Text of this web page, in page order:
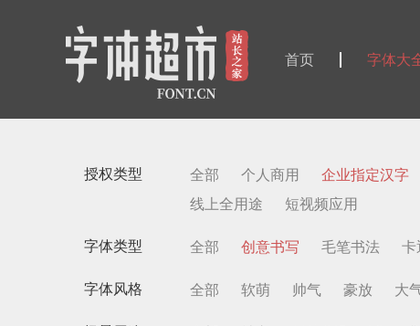
首页 字体大
授权类型 全部 个人商用 企业指定汉字
线上全用途
短视频应用
字体类型 全部 创意书写 毛笔书法 卡
字体风格 全部 软萌 帅气 豪放 大